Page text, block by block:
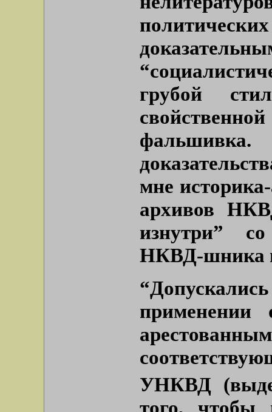
грубой
мне
архивов
изнутри”
НКВД-шника в
“
применении
УНКВД